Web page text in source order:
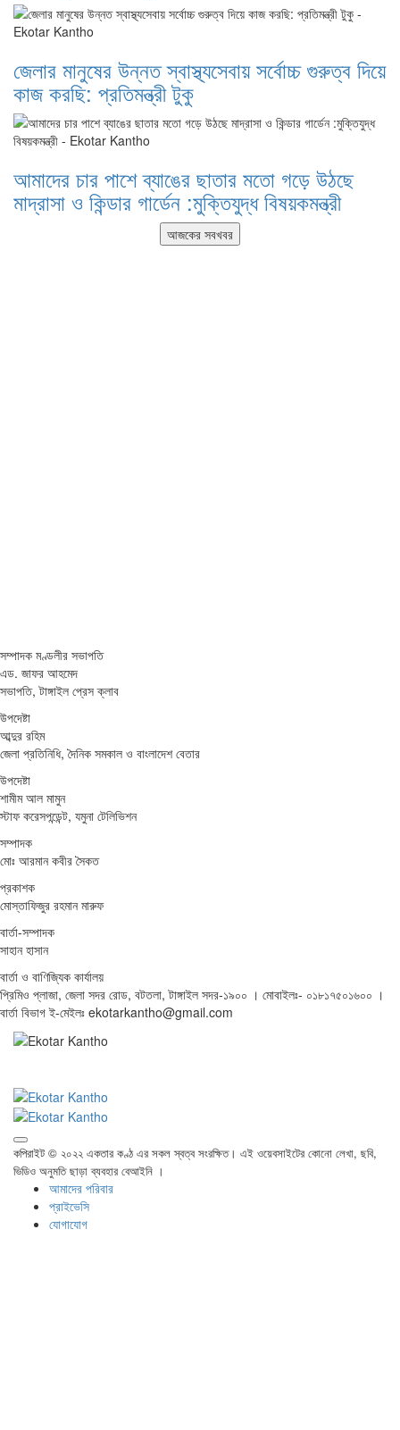
জেলার মানুষের উন্নত স্বাস্থ্যসেবায় সর্বোচ্চ গুরুত্ব দিয়ে
কাজ করছি: প্রতিমন্ত্রী টুকু
আমাদের চার পাশে ব্যাঙের ছাতার মতো গড়ে উঠছে
মাদ্রাসা ও কিন্ডার গার্ডেন :মুক্তিযুদ্ধ বিষয়কমন্ত্রী
সম্পাদক মণ্ডলীর সভাপতি
এড. জাফর আহমেদ
সভাপতি, টাঙ্গাইল প্রেস ক্লাব
উপদেষ্টা
আব্দুর রহিম
জেলা প্রতিনিধি, দৈনিক সমকাল ও বাংলাদেশ বেতার
উপদেষ্টা
শামীম আল মামুন
স্টাফ করেসপন্ডেন্ট, যমুনা টেলিভিশন
সম্পাদক
মোঃ আরমান কবীর সৈকত
প্রকাশক
মোস্তাফিজুর রহমান মারুফ
বার্তা-সম্পাদক
সাহান হাসান
বার্তা ও বাণিজ্যিক কার্যালয়
প্রিমিও প্লাজা, জেলা সদর রোড, বটতলা, টাঙ্গাইল সদর-১৯০০ । মোবাইলঃ- ০১৮১৭৫০১৬০০ ।
বার্তা বিভাগ ই-মেইলঃ ekotarkantho@gmail.com
কপিরাইট © ২০২২ একতার কণ্ঠ এর সকল স্বত্ব সংরক্ষিত। এই ওয়েবসাইটের কোনো লেখা, ছবি,
ভিডিও অনুমতি ছাড়া ব্যবহার বেআইনি ।
আমাদের পরিবার
প্রাইভেসি
যোগাযোগ